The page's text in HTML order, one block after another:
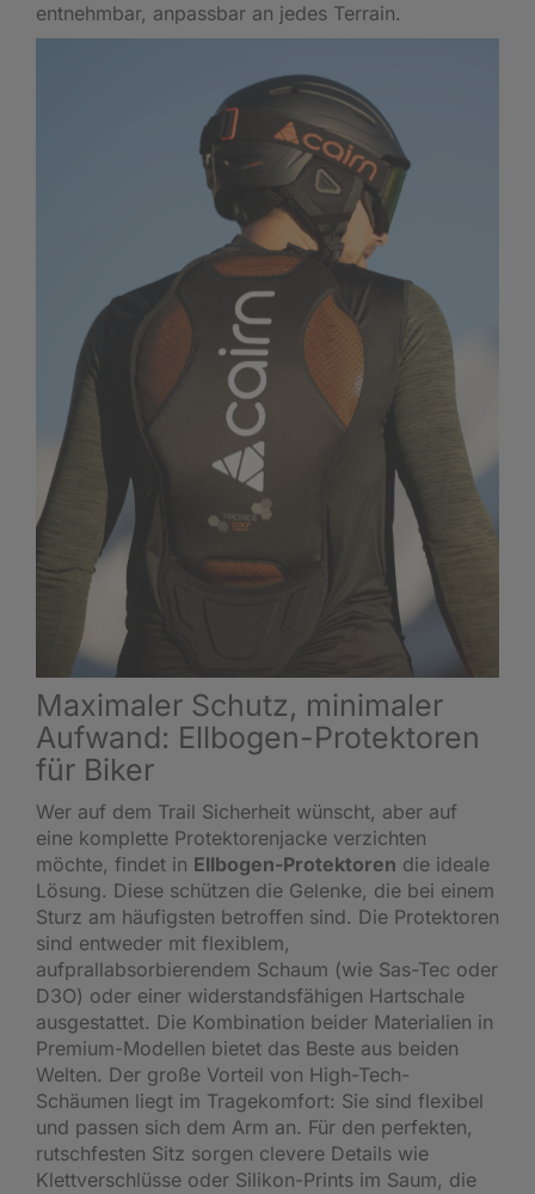
entnehmbar, anpassbar an jedes Terrain.
Maximaler Schutz, minimaler
Aufwand: Ellbogen-Protektoren
für Biker
Wer auf dem Trail Sicherheit wünscht, aber auf
eine komplette Protektorenjacke verzichten
möchte, findet in Ellbogen-Protektoren die ideale
Lösung. Diese schützen die Gelenke, die bei einem
Sturz am häufigsten betroffen sind. Die Protektoren
sind entweder mit flexiblem,
aufprallabsorbierendem Schaum (wie Sas-Tec oder
D3O) oder einer widerstandsfähigen Hartschale
ausgestattet. Die Kombination beider Materialien in
Premium-Modellen bietet das Beste aus beiden
Welten. Der große Vorteil von High-Tech-
Schäumen liegt im Tragekomfort: Sie sind flexibel
und passen sich dem Arm an. Für den perfekten,
rutschfesten Sitz sorgen clevere Details wie
Klettverschlüsse oder Silikon-Prints im Saum, die